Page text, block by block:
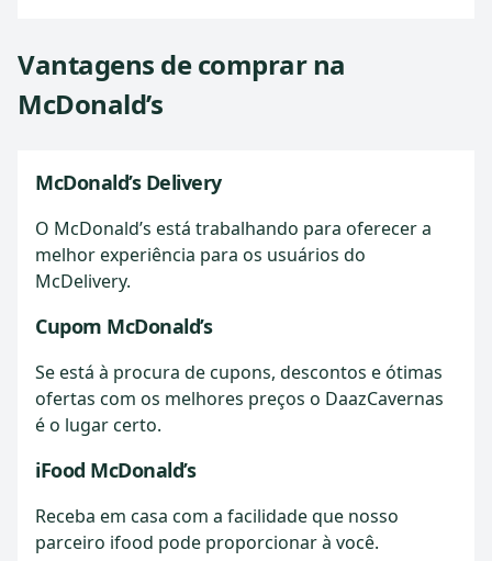
Vantagens de comprar na
McDonald’s
McDonald’s Delivery
O McDonald’s está trabalhando para oferecer a
melhor experiência para os usuários do
McDelivery.
Cupom McDonald’s
Se está à procura de cupons, descontos e ótimas
ofertas com os melhores preços o DaazCavernas
é o lugar certo.
iFood McDonald’s
Receba em casa com a facilidade que nosso
parceiro ifood pode proporcionar à você.